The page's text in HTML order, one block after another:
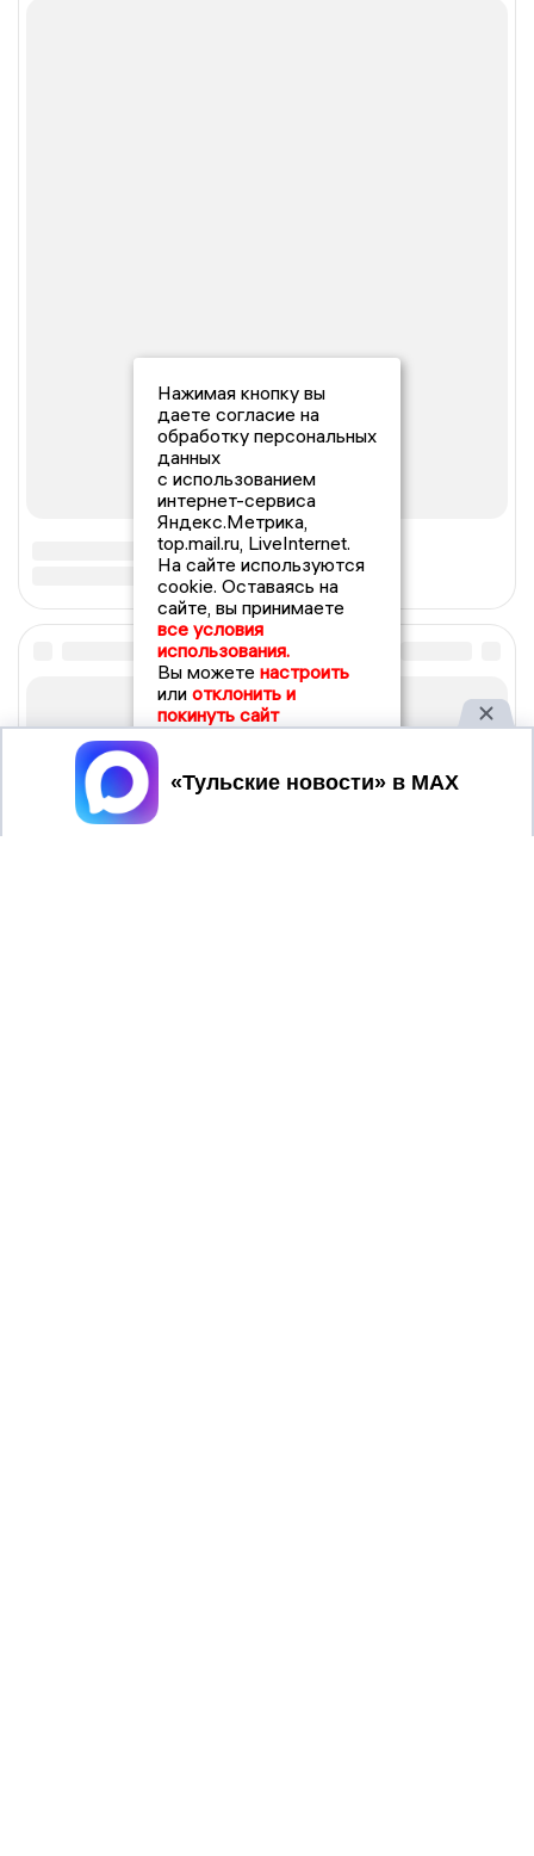
Нажимая кнопку вы
даете согласие на
обработку персональных
данных
с использованием
интернет-сервиса
Яндекс.Метрика,
top.mail.ru, LiveInternet.
На сайте используются
cookie. Оставаясь на
сайте, вы принимаете
все условия
использования.
Вы можете настроить
или отклонить и
покинуть сайт
Принять